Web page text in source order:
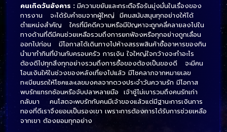
คนเกิดวันอังคาร : มีความขยันและกระตือรือร้นมุ่งมั่นในเรื่องของ
การงาน จะได้รับคำชมจากผู้ใหญ่ มีคนสนับสนุนทุกอย่างให้ได้
ตำแหน่งสำคัญ ใครที่มีคดีความหรือมีปัญหาจะถูกคลี่คลายลงไปใน
ทางด้านที่ดีมีคนช่วยเหลือรวมถึงการยกฟ้องหรือทุกอย่างถูกเลื่อน
ออกไปก่อน มีโอกาสได้เดินทางไปห้างสรรพสินค้าซื้ออาหารของกิน
นำมาทำกินที่บ้านกับครอบครัว การเงิน ใจใหญ่ใจกว้างจะทำอะไร
ต้องดีไปทุกสิ่งทุกอย่างรวมถึงการซื้อของต้องเป็นของดี จะมีคน
โอนเงินให้ในช่วงของหลังเที่ยงไปแล้ว มีโชคลาภจากหมายเลข
ทะเบียนรถให้โชคและเลขมงคลจากดวงประจำวันความรัก มีโอกาส
พบรักแทรกซ้อนหรือจับปลาหลายมือ เจ้าชู้ไม่เบารวมถึงคนรักเก่า
กลับมา คนโสดจะพบรักกับคนมีเจ้าของแล้วแต่มีฐานะการเงินการ
ทองที่ดีเราจึงยอมเป็นรองเขา เพราะการต้องการได้รับการช่วยเหลือ
จากเขา ต้องยอมทุกอย่าง